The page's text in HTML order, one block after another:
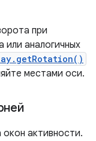
при
или аналогичных
местами оси.
активности.